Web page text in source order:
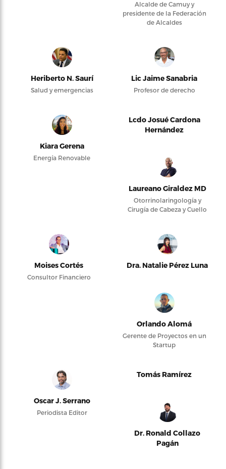
Alcalde de Camuy y
presidente de la Federación
de Alcaldes
Heriberto N. Saurí
Salud y emergencias
Lic Jaime Sanabria
Profesor de derecho
Kiara Gerena
Energía Renovable
Lcdo Josué Cardona
Hernández
Laureano Giraldez MD
Otorrinolaringología y
Cirugía de Cabeza y Cuello
Moises Cortés
Consultor Financiero
Dra. Natalie Pérez Luna
Orlando Alomá
Gerente de Proyectos en un
Startup
Oscar J. Serrano
Periodista Editor
Tomás Ramírez
Dr. Ronald Collazo
Pagán